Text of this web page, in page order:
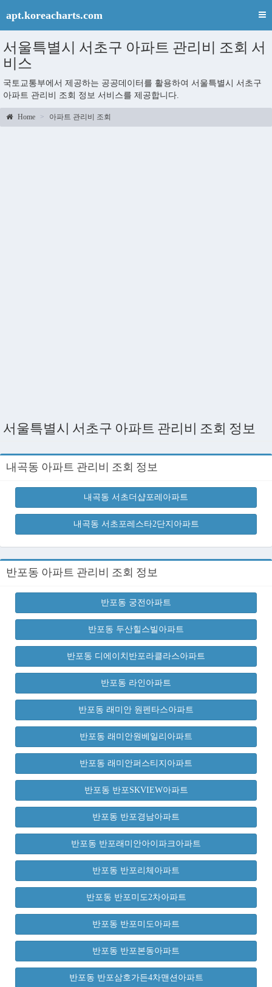
apt.koreacharts.com
서울특별시 서초구 아파트 관리비 조회 서
비스
국토교통부에서 제공하는 공공데이터를 활용하여 서울특별시 서초구
아파트 관리비 조회 정보 서비스를 제공합니다.
Home 아파트 관리비 조회
서울특별시 서초구 아파트 관리비 조회 정보
내곡동 아파트 관리비 조회 정보
내곡동 서초더샵포레아파트
내곡동 서초포레스타2단지아파트
반포동 아파트 관리비 조회 정보
반포동 궁전아파트
반포동 두산힐스빌아파트
반포동 디에이치반포라클라스아파트
반포동 라인아파트
반포동 래미안 원펜타스아파트
반포동 래미안원베일리아파트
반포동 래미안퍼스티지아파트
반포동 반포SKVIEW아파트
반포동 반포경남아파트
반포동 반포래미안아이파크아파트
반포동 반포리체아파트
반포동 반포미도2차아파트
반포동 반포미도아파트
반포동 반포본동아파트
반포동 반포삼호가든4차맨션아파트